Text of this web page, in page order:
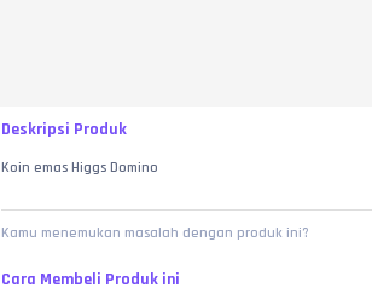
Deskripsi Produk
Koin emas Higgs Domino
Kamu menemukan masalah dengan produk ini?
Cara Membeli Produk ini